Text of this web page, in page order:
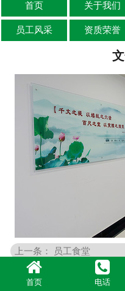
首页 关于我们
资质荣誉
上一条： 员工食堂
首页 电话